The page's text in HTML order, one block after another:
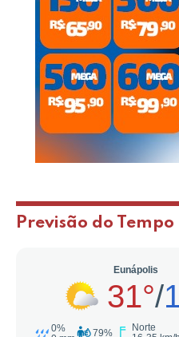
Previsão do Tempo